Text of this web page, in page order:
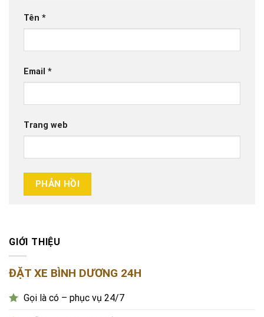
Tên *
Email *
Trang web
GIỚI THIỆU
ĐẶT XE BÌNH DƯƠNG 24H
Gọi là có – phục vụ 24/7